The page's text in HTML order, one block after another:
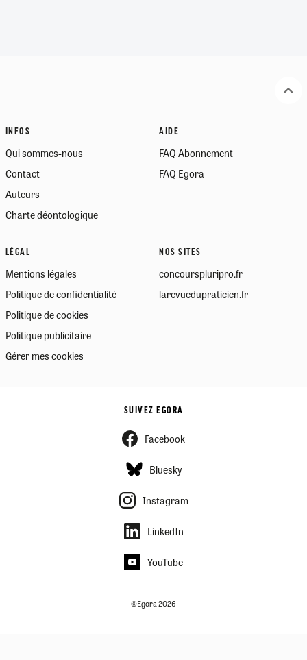
INFOS
Qui sommes-nous
Contact
Auteurs
Charte déontologique
AIDE
FAQ Abonnement
FAQ Egora
LÉGAL
Mentions légales
Politique de confidentialité
Politique de cookies
Politique publicitaire
Gérer mes cookies
NOS SITES
concourspluripro.fr
larevuedupraticien.fr
SUIVEZ EGORA
Facebook
Bluesky
Instagram
LinkedIn
YouTube
©Egora 2026